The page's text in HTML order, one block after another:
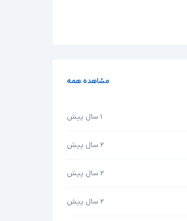
مشاهده همه
۱ سال پیش
۲ سال پیش
۲ سال پیش
۲ سال پیش